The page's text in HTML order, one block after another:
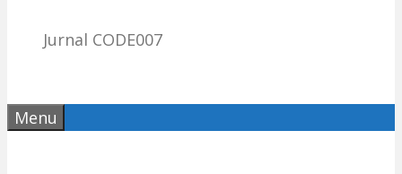
Jurnal CODE007
Menu